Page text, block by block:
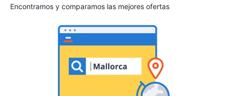
Encontramos y comparamos las mejores ofertas